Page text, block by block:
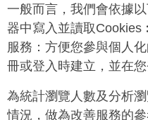
一般而言，我們會依據
器中寫入並讀取Cookies ︰
服務：方便您參與個人化
冊或登入時建立，並在您
為統計瀏覽人數及分析
情況，做為改善服務的參